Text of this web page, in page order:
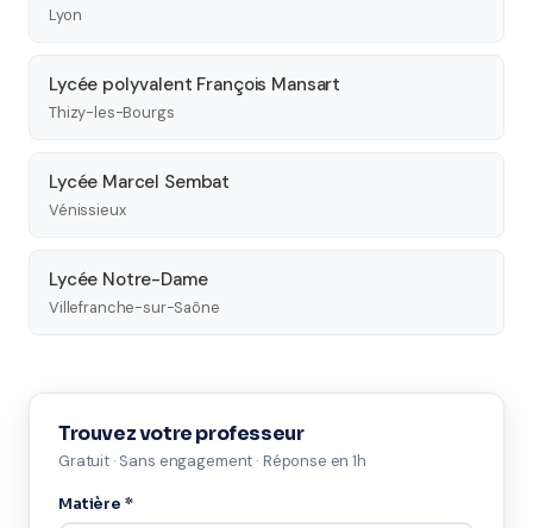
Lyon
Lycée polyvalent François Mansart
Thizy-les-Bourgs
Lycée Marcel Sembat
Vénissieux
Lycée Notre-Dame
Villefranche-sur-Saône
Trouvez votre professeur
Gratuit · Sans engagement · Réponse en 1h
Matière *